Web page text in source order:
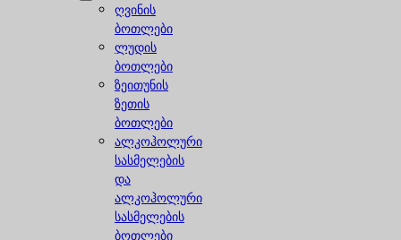
ღვინის
ბოთლები
ლუდის
ბოთლები
ზეითუნის
ზეთის
ბოთლები
ალკოჰოლური
სასმელების
და
ალკოჰოლური
სასმელების
ბოთლები